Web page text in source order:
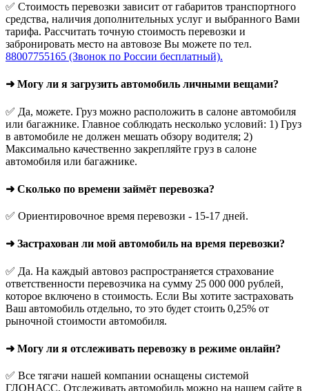
✅ Стоимость перевозки зависит от габаритов транспортного
средства, наличия дополнительных услуг и выбранного Вами
тарифа. Рассчитать точную стоимость перевозки и
забронировать место на автовозе Вы можете по тел.
88007755165 (Звонок по России бесплатный).
➜ Могу ли я загрузить автомобиль личными вещами?
✅ Да, можете. Груз можно расположить в салоне автомобиля
или багажнике. Главное соблюдать несколько условий: 1) Груз
в автомобиле не должен мешать обзору водителя; 2)
Максимально качественно закрепляйте груз в салоне
автомобиля или багажнике.
➜ Сколько по времени займёт перевозка?
✅ Ориентировочное время перевозки - 15-17 дней.
➜ Застрахован ли мой автомобиль на время перевозки?
✅ Да. На каждый автовоз распространяется страхование
ответственности перевозчика на сумму 25 000 000 рублей,
которое включено в стоимость. Если Вы хотите застраховать
Ваш автомобиль отдельно, то это будет стоить 0,25% от
рыночной стоимости автомобиля.
➜ Могу ли я отслеживать перевозку в режиме онлайн?
✅ Все тягачи нашей компании оснащены системой
ГЛОНАСС. Отслеживать автомобиль можно на нашем сайте в